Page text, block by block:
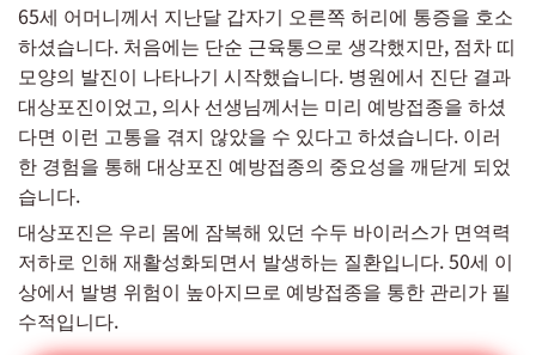
65세 어머니께서 지난달 갑자기 오른쪽 허리에 통증을 호소
하셨습니다. 처음에는 단순 근육통으로 생각했지만, 점차 띠
모양의 발진이 나타나기 시작했습니다. 병원에서 진단 결과
대상포진이었고, 의사 선생님께서는 미리 예방접종을 하셨
다면 이런 고통을 겪지 않았을 수 있다고 하셨습니다. 이러
한 경험을 통해 대상포진 예방접종의 중요성을 깨닫게 되었
습니다.
대상포진은 우리 몸에 잠복해 있던 수두 바이러스가 면역력
저하로 인해 재활성화되면서 발생하는 질환입니다. 50세 이
상에서 발병 위험이 높아지므로 예방접종을 통한 관리가 필
수적입니다.